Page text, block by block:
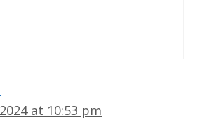
at 10:53 pm